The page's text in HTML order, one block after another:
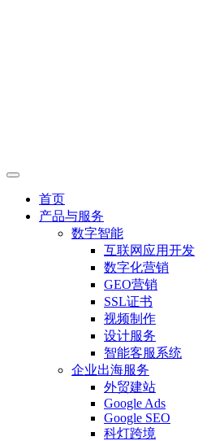
首页
产品与服务
数字智能
互联网应用开发
数字化营销
GEO营销
SSL证书
视频制作
设计服务
智能客服系统
企业出海服务
外贸建站
Google Ads
Google SEO
科灯跨境